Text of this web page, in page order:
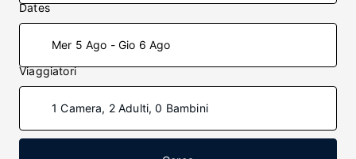
Dates
Mer 5 Ago - Gio 6 Ago
Viaggiatori
1 Camera, 2 Adulti, 0 Bambini